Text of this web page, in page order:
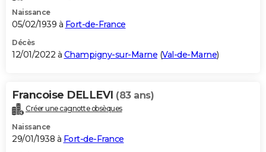
Naissance
05/02/1939 à Fort-de-France
Décès
12/01/2022 à Champigny-sur-Marne (Val-de-Marne)
Francoise DELLEVI (83 ans)
Créer une cagnotte obsèques
Naissance
29/01/1938 à Fort-de-France